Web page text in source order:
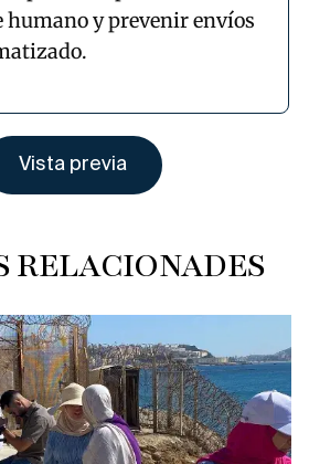
humano y prevenir envíos
RELACIONADES